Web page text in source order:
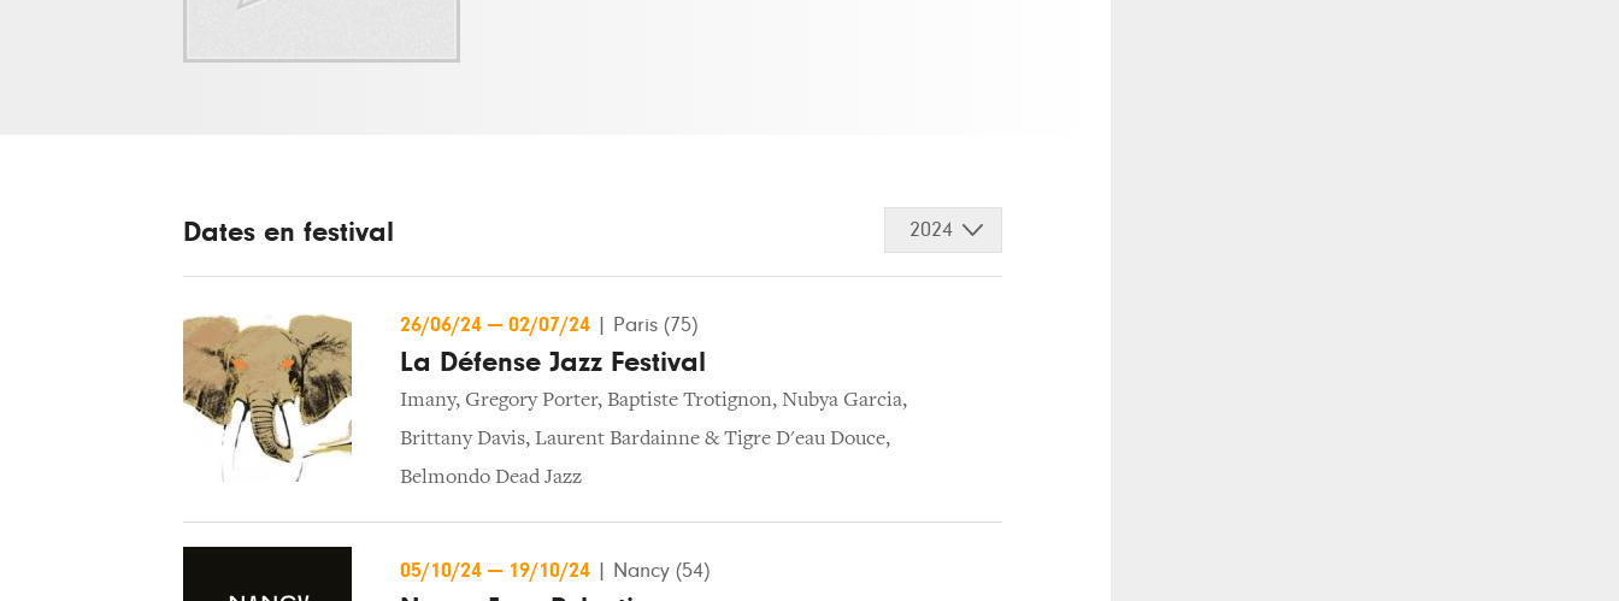
Dates en festival 2024
26/06/24 — 02/07/24 Paris (75)
La Défense Jazz Festival
Imany, Gregory Porter, Baptiste Trotignon, Nubya Garcia,
Brittany Davis, Laurent Bardainne & Tigre D'eau Douce,
Belmondo Dead Jazz
05/10/24 — 19/10/24 Nancy (54)